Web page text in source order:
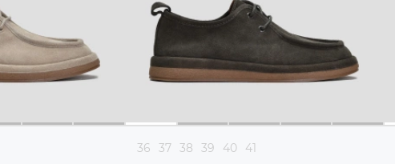
36 37 38 39 40 41